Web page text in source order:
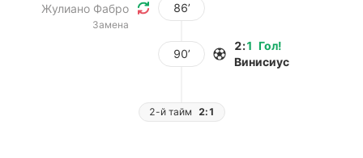
Жулиано Фабро
Замена
86’
90’
Гол!
2:1
Винисиус
2-й тайм 2:1